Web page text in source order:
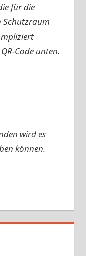
für die
Schutzraum
Code unten.
wird es
können.